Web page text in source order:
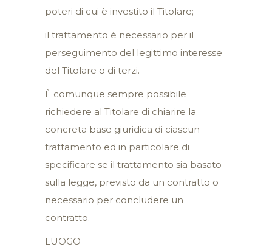
poteri di cui è investito il Titolare;
il trattamento è necessario per il
perseguimento del legittimo interesse
del Titolare o di terzi.
È comunque sempre possibile
richiedere al Titolare di chiarire la
concreta base giuridica di ciascun
trattamento ed in particolare di
specificare se il trattamento sia basato
sulla legge, previsto da un contratto o
necessario per concludere un
contratto.
LUOGO